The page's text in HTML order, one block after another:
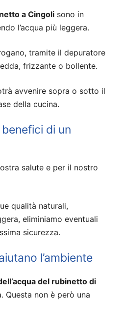
a Cingoli sono in
l’acqua più leggera.
tramite il depuratore
frizzante o bollente.
avvenire sopra o sotto il
della cucina.
di un
salute e per il nostro
qualità naturali,
eliminiamo eventuali
sicurezza.
l’ambiente
del rubinetto di
Questa non è però una